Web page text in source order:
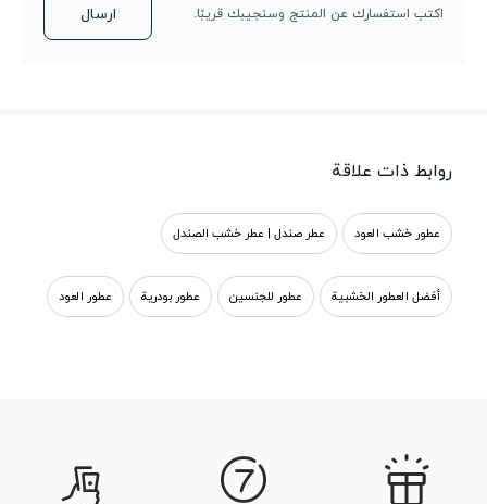
اكتب استفسارك عن المنتج وسنجيبك قريبًا. ارسال
روابط ذات علاقة
عطور خشب العود عطر صندل | عطر خشب الصندل
أفضل العطور الخشبية عطور للجنسين عطور بودرية عطور العود